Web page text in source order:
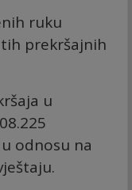
ruku
prekršajnih
u
odnosu na